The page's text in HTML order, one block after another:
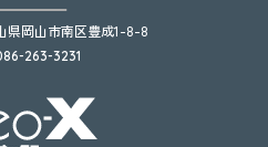
県岡山市南区豊成1-8-8
263-3231